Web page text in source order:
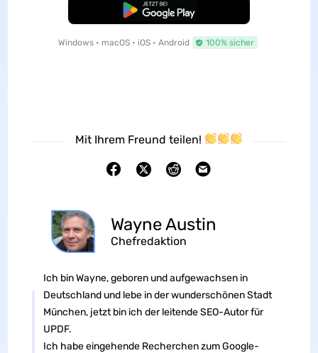
Kostenloser Download
Windows • macOS • iOS • Android 100% sicher
Mit Ihrem Freund teilen!
Wayne Austin
Chefredaktion
Ich bin Wayne, geboren und aufgewachsen in
Deutschland und lebe in der wunderschönen Stadt
München, jetzt bin ich der leitende SEO-Autor für
UPDF.
Ich habe eingehende Recherchen zum Google-